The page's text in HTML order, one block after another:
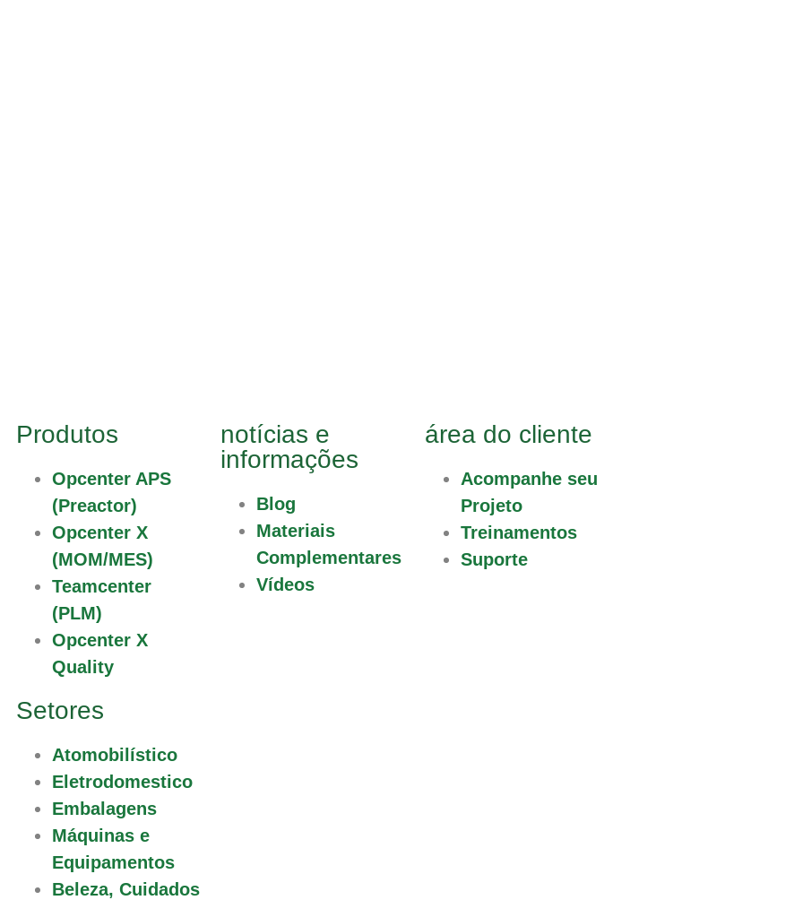
Produtos
Opcenter APS
(Preactor)
Opcenter X
(MOM/MES)
Teamcenter
(PLM)
Opcenter X
Quality
Setores
Atomobilístico
Eletrodomestico
Embalagens
Máquinas e
Equipamentos
Beleza, Cuidados
notícias e
informações
Blog
Materiais
Complementares
Vídeos
área do cliente
Acompanhe seu
Projeto
Treinamentos
Suporte